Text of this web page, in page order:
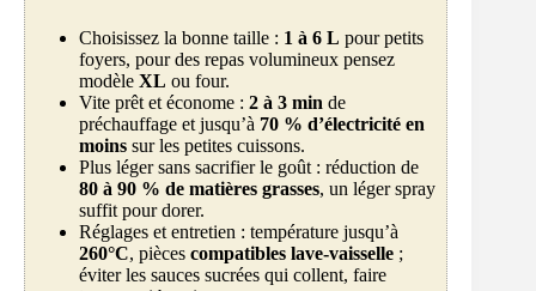
Choisissez la bonne taille : 1 à 6 L pour petits
foyers, pour des repas volumineux pensez
modèle XL ou four.
Vite prêt et économe : 2 à 3 min de
préchauffage et jusqu’à 70 % d’électricité en
moins sur les petites cuissons.
Plus léger sans sacrifier le goût : réduction de
80 à 90 % de matières grasses, un léger spray
suffit pour dorer.
Réglages et entretien : température jusqu’à
260°C, pièces compatibles lave-vaisselle ;
éviter les sauces sucrées qui collent, faire